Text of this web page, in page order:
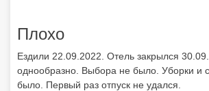
Плохо
Ездили 22.09.2022. Отель закрылся
однообразно. Выбора не было. Уборки и
было. Первый раз отпуск не удался.